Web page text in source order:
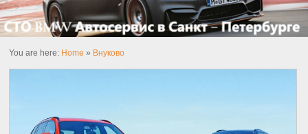
You are here: Home » Внуково